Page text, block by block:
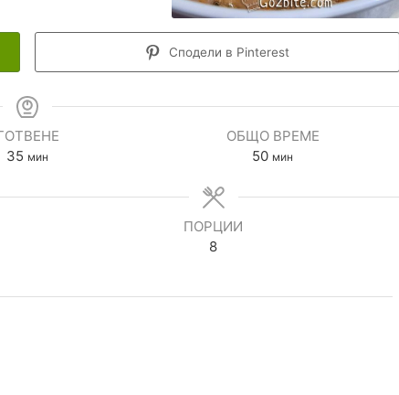
Сподели в Pinterest
35 мин
ОБЩО ВРЕМЕ
50 мин
ПОРЦИИ
8